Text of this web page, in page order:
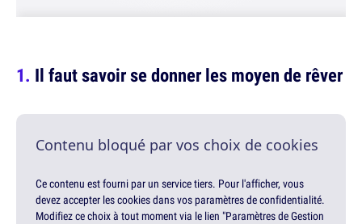
Il faut savoir se donner les moyen de rêver
Contenu bloqué par vos choix de cookies
Ce contenu est fourni par un service tiers. Pour l'afficher, vous
devez accepter les cookies dans vos paramètres de confidentialité.
Modifiez ce choix à tout moment via le lien "Paramètres de Gestion